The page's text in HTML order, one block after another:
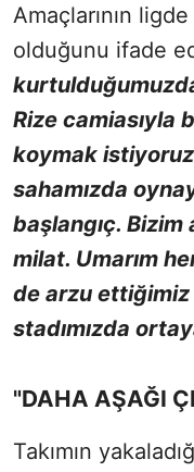
Amaçlarının
olduğunu ifade
Rize camiasıyla
koymak
sahamızda
başlangıç. Bizim
milat. Umarım
de arzu
stadımızda
"DAHA AŞAĞI
Takımın